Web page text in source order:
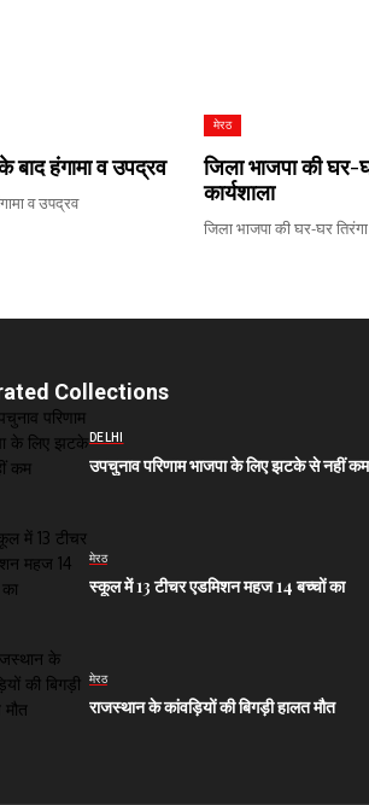
बाद हंगामा व उपद्रव
व उपद्रव
मेरठ
जिला भाजपा की घर-
कार्यशाला
जिला भाजपा की घर-घर तिरंगा
Collections
DELHI
उपचुनाव परिणाम भाजपा के लिए झटके से नहीं कम
मेरठ
स्कूल में 13 टीचर एडमिशन महज 14 बच्चों का
मेरठ
राजस्थान के कांवड़ियों की बिगड़ी हालत मौत